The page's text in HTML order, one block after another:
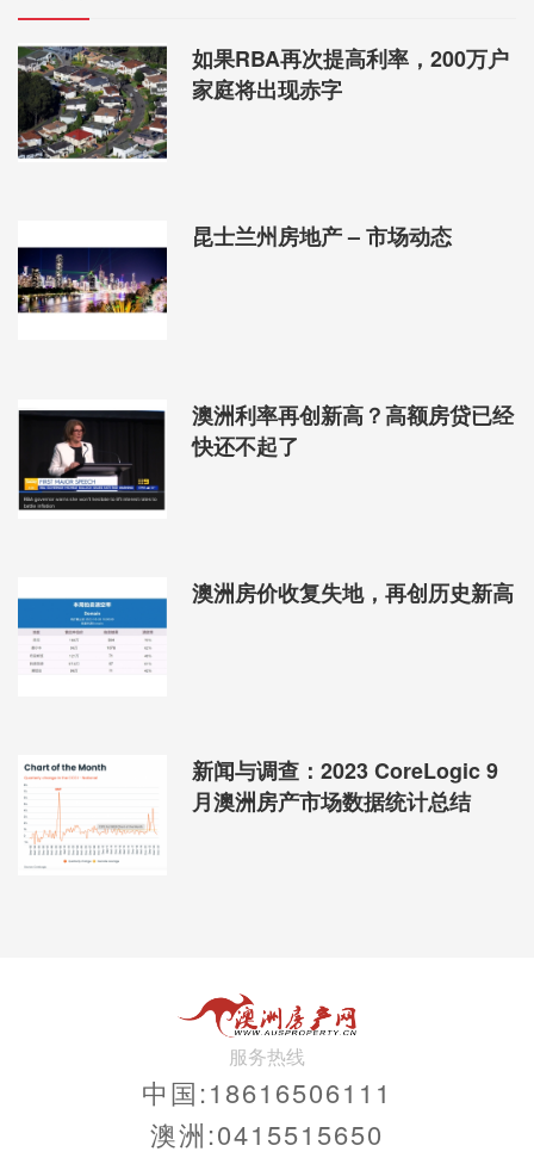
如果RBA再次提高利率，200万户
家庭将出现赤字
昆士兰州房地产 – 市场动态
澳洲利率再创新高？高额房贷已经
快还不起了
澳洲房价收复失地，再创历史新高
新闻与调查：2023 CoreLogic 9
月澳洲房产市场数据统计总结
服务热线
中国:18616506111
澳洲:0415515650